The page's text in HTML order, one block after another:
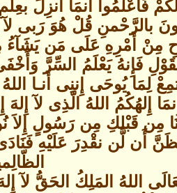
فَاعْلَمُوا أَنمَا أُنزِلَ
بالرَّحْمنِ قُلْ هُوَ رَبى لآ
مِنْ أَمْرِهِ عَلَى مَن يَشَآءُ
فَإِنهُ يَعْلَمُ السِّرَّ
لِمَا يُوحَى إِننِى أَنـا
إِلهُكُمُ اللهُ الّذِى لآ
مِن قَبْلكِ مِن رَسُولٍ إِلاَ
أَن لَّن نقْدِرَ عَلَيْهِ
اللهُ المَلِكُ الحَقُّ لآ